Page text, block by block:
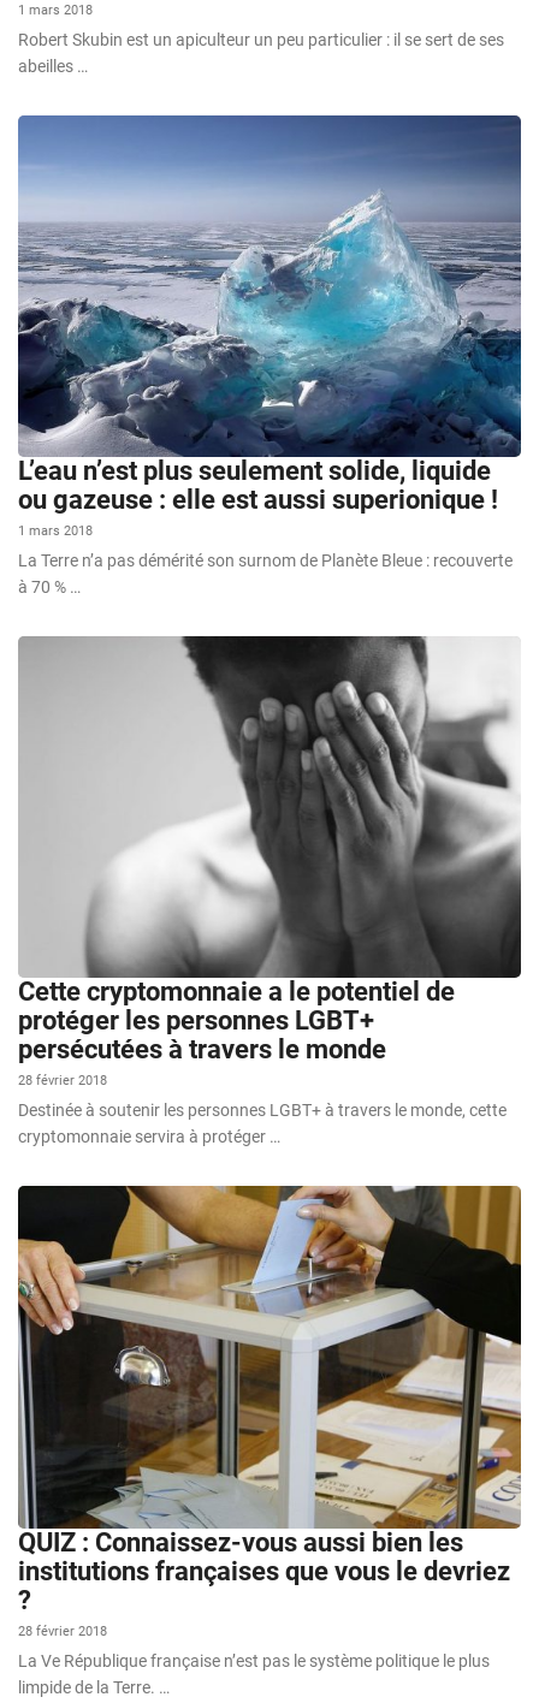
1 mars 2018
Robert Skubin est un apiculteur un peu particulier : il se sert de ses
abeilles …
L’eau n’est plus seulement solide, liquide
ou gazeuse : elle est aussi superionique !
1 mars 2018
La Terre n’a pas démérité son surnom de Planète Bleue : recouverte
à 70 % …
Cette cryptomonnaie a le potentiel de
protéger les personnes LGBT+
persécutées à travers le monde
28 février 2018
Destinée à soutenir les personnes LGBT+ à travers le monde, cette
cryptomonnaie servira à protéger …
QUIZ : Connaissez-vous aussi bien les
institutions françaises que vous le devriez
?
28 février 2018
La Ve République française n’est pas le système politique le plus
limpide de la Terre. …